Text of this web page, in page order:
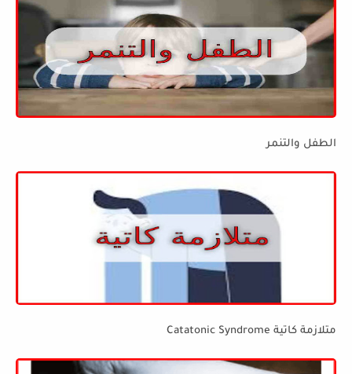
الطفل والتنمر
متلازمة كاتية Catatonic Syndrome